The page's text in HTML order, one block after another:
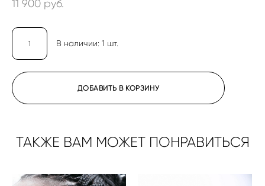
11 900 pуб.
В наличии: 1 шт.
ДОБАВИТЬ В КОРЗИНУ
ТАКЖЕ ВАМ МОЖЕТ ПОНРАВИТЬСЯ